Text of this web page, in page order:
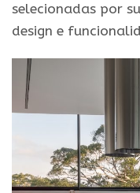
selecionadas por
design e